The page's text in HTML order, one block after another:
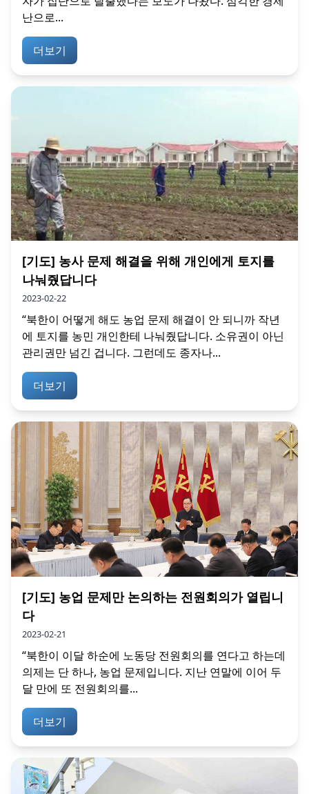
난으로...
더보기
[기도] 농사 문제 해결을 위해 개인에게 토지를
나눠줬답니다
2023-02-22
“북한이 어떻게 해도 농업 문제 해결이 안 되니까 작년
에 토지를 농민 개인한테 나눠줬답니다. 소유권이 아닌
관리권만 넘긴 겁니다. 그런데도 종자나...
더보기
[기도] 농업 문제만 논의하는 전원회의가 열립니
다
2023-02-21
“북한이 이달 하순에 노동당 전원회의를 연다고 하는데
의제는 단 하나, 농업 문제입니다. 지난 연말에 이어 두
달 만에 또 전원회의를...
더보기